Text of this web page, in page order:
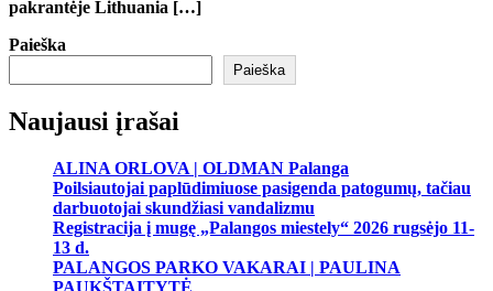
pakrantėje Lithuania […]
Paieška
Paieška
Naujausi įrašai
ALINA ORLOVA | OLDMAN Palanga
Poilsiautojai paplūdimiuose pasigenda patogumų, tačiau
darbuotojai skundžiasi vandalizmu
Registracija į mugę „Palangos miestely“ 2026 rugsėjo 11-
13 d.
PALANGOS PARKO VAKARAI | PAULINA
PAUKŠTAITYTĖ